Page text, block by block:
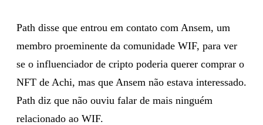
Path disse que entrou em contato com Ansem, um
membro proeminente da comunidade WIF, para ver
se o influenciador de cripto poderia querer comprar o
NFT de Achi, mas que Ansem não estava interessado.
Path diz que não ouviu falar de mais ninguém
relacionado ao WIF.